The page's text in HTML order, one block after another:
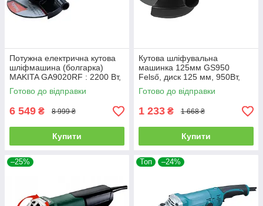
Потужна електрична кутова
шліфмашина (болгарка)
MAKITA GA9020RF : 2200 Вт,
230мм
Готово до відправки
6 549 ₴ 8 999 ₴
Купити
Кутова шліфувальна
машинка 125мм GS950
Felső, диск 125 мм, 950Вт,
11000 об/хв.
Готово до відправки
1 233 ₴ 1 668 ₴
Купити
–25% Топ –24%